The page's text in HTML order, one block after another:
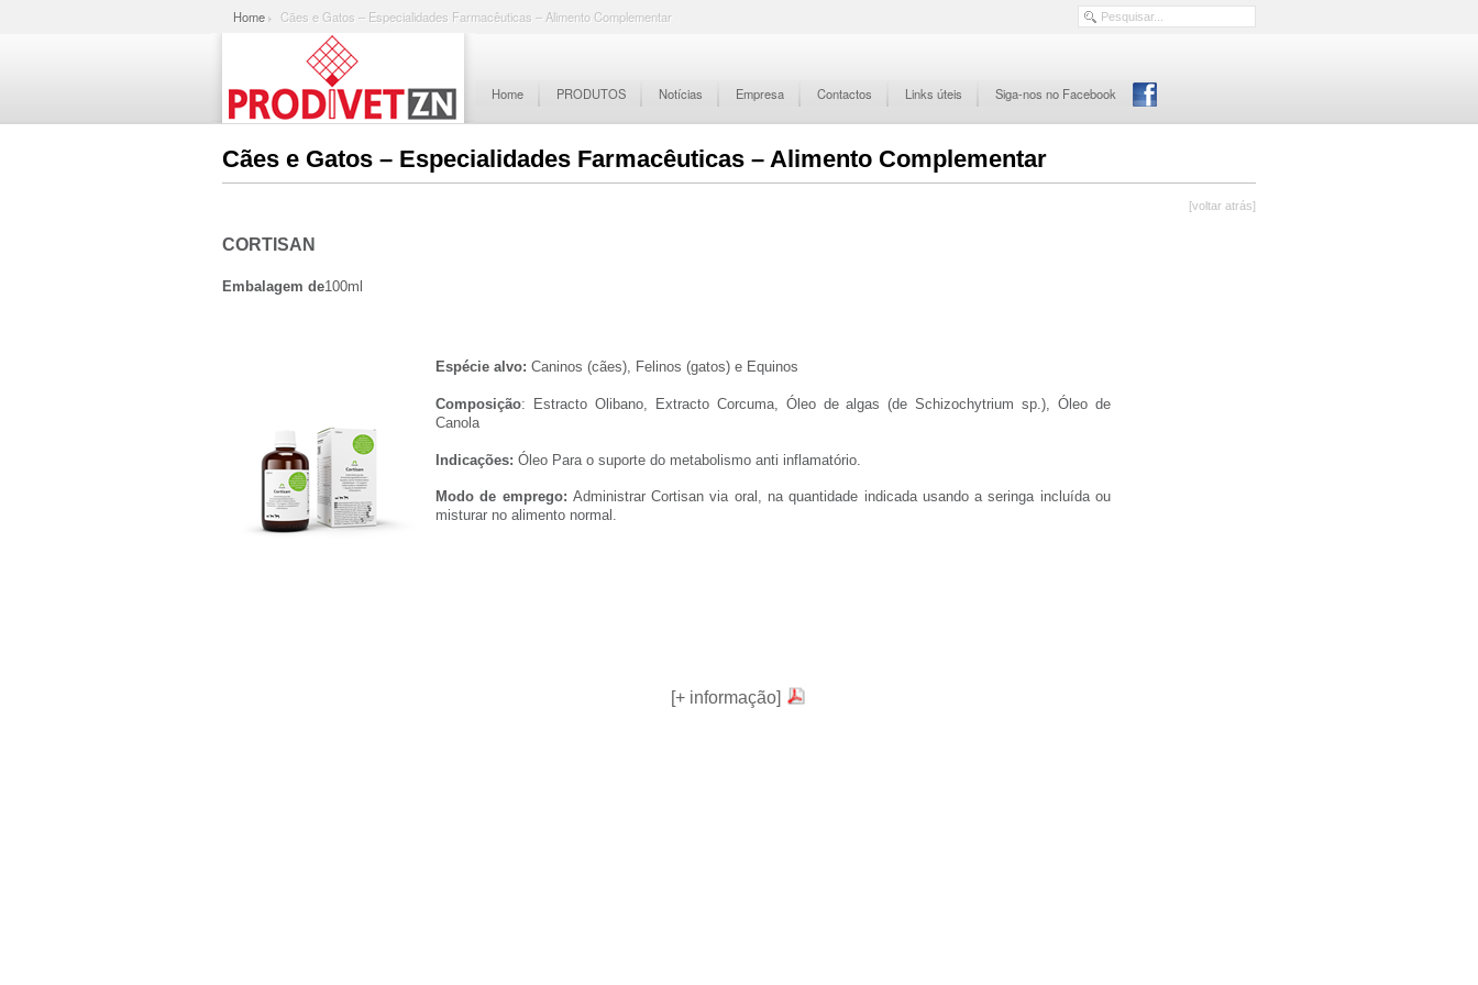
Home Cães e Gatos – Especialidades Farmacêuticas – Alimento Complementar
Home PRODUTOS Notícias Empresa Contactos Links úteis Siga-nos no Facebook
Cães e Gatos – Especialidades Farmacêuticas – Alimento Complementar
[voltar atrás]
CORTISAN
Embalagem de100ml
Espécie alvo: Caninos (cães), Felinos (gatos) e Equinos
Composição: Estracto Olibano, Extracto Corcuma, Óleo de algas (de Schizochytrium sp.), Óleo de
Canola
Indicações: Óleo Para o suporte do metabolismo anti inflamatório.
Modo de emprego: Administrar Cortisan via oral, na quantidade indicada usando a seringa incluída ou
misturar no alimento normal.
[+ informação]